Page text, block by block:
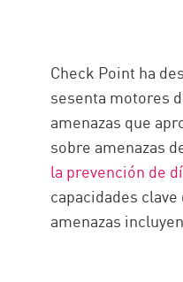
Check Point ha
sesenta motores
amenazas que
sobre amenazas
la prevención de
capacidades
amenazas